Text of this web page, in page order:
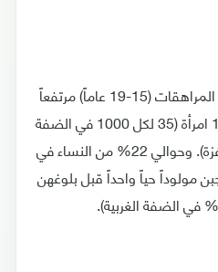
ولا يزال معدل الولادات لدى المراهقات (15-19 عاماً) مرتفعاً
حيث وصل الى 48 لكل 1000 امرأة (35 لكل 1000 في الضفة
الغربية و 66 لكل 1000 في غزة). وحوالي 22% من النساء في
20-24 عاماً أنجبن مولوداً حياً واحداً قبل بلوغهن